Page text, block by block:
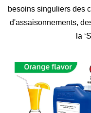
besoins singuliers des
d'assaisonnements,
la